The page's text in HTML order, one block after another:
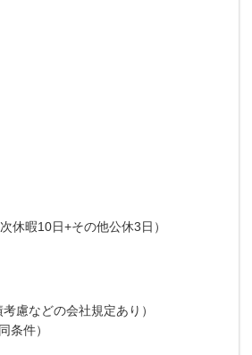
休暇10日+その他公休3日）
慮などの会社規定あり）
条件）